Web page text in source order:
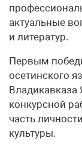
актуальные
и литератур.
Первым
осетинского
Владикавказа
конкурсной
часть
культуры.